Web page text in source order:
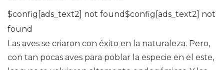
$config[ads_text2] not found$config[ads_text2] not
found
Las aves se criaron con éxito en la naturaleza. Pero,
con tan pocas aves para poblar la especie en el este,